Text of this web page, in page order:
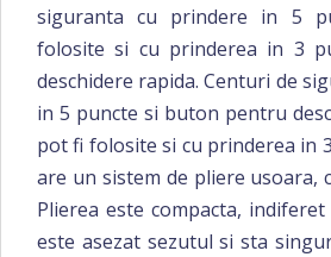
siguranta cu prindere in 5
folosite si cu prinderea in 3
deschidere rapida. Centuri de
in 5 puncte si buton pentru
pot fi folosite si cu prinderea in
are un sistem de pliere usoara,
Plierea este compacta,
este asezat sezutul si sta